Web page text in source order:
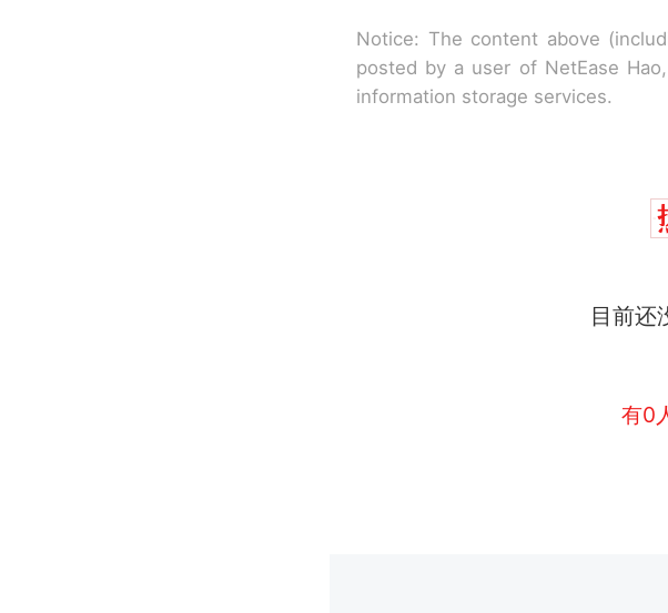
Notice: The content above
posted by a user of NetEase
information storage services.
目前还
有0